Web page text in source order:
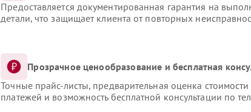
Предоставляется документированная гарантия на
детали, что защищает клиента от повторных
Прозрачное ценообразование и бесплатная
Точные прайс-листы, предварительная оценка
платежей и возможность бесплатной консультации по